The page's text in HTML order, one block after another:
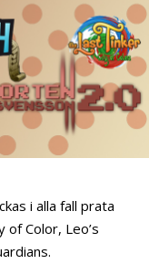
i alla fall prata
Color, Leo’s